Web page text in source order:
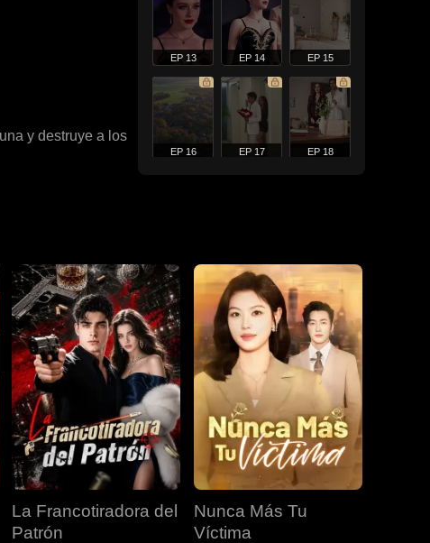
y destruye a los
EP 13 EP 14 EP 15
EP 16 EP 17 EP 18
EP 22 EP 23 EP 24
EP 25 EP 26 EP 27
EP 28
La Francotiradora del
Patrón
Nunca Más Tu
Víctima